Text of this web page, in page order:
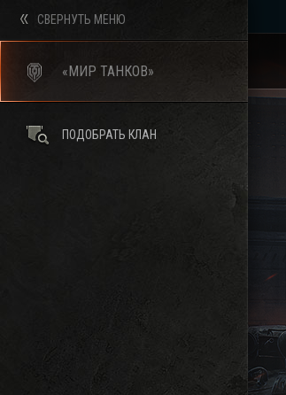
СВЕРНУТЬ МЕНЮ
«МИР ТАНКОВ»
ПОДОБРАТЬ КЛАН